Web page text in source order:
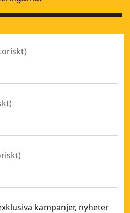
)
)
)
kampanjer, nyheter